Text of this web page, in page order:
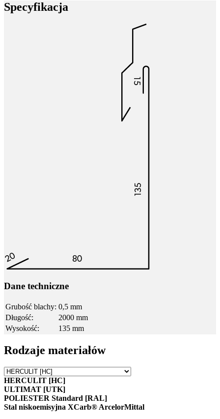
Specyfikacja
Dane techniczne
Grubość blachy: 0,5 mm
Długość:
2000 mm
Wysokość:
135 mm
Rodzaje materiałów
HERCULIT [HC]
ULTIMAT [UTK]
POLIESTER Standard [RAL]
Stal niskoemisyjna XCarb® ArcelorMittal